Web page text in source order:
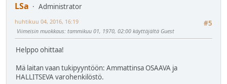
LSa
Administrator
#5
huhtikuu 04, 2016, 16:19
Viimeisin muokkaus: tammikuu 01, 1970, 02:00 käyttäjältä Guest
Helppo ohittaa!
Mä laitan vaan tukipyyntöön: Ammattinsa OSAAVA ja
HALLITSEVA varohenkilöstö.